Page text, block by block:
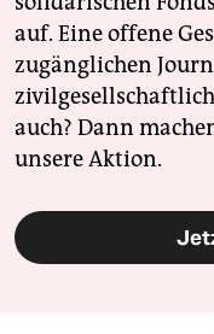
auf. Eine offene
zugänglichen
auch? Dann
unsere Aktion.